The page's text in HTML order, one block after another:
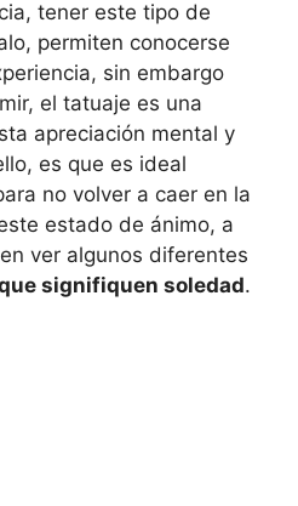
tener este tipo de
permiten conocerse
sin embargo
el tatuaje es una
apreciación mental y
es que es ideal
no volver a caer en la
estado de ánimo, a
ver algunos diferentes
signifiquen soledad.